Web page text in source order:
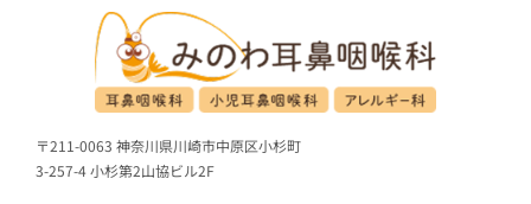
〒211-0063 神奈川県川崎市中原区小杉町
3-257-4 小杉第2山協ビル2F